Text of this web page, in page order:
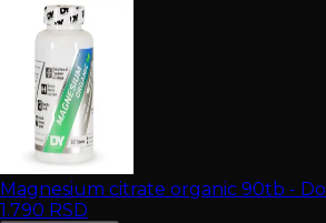
Magnesium citrate organic 90tb -
1.790 RSD